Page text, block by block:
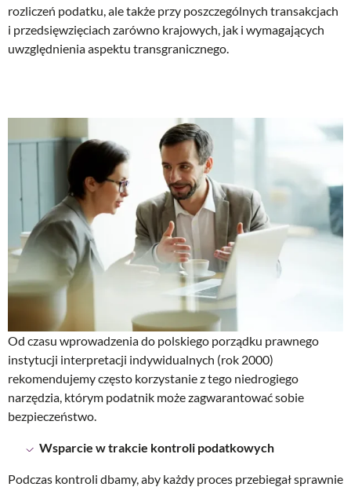
rozliczeń podatku, ale także przy poszczególnych transakcjach
i przedsięwzięciach zarówno krajowych, jak i wymagających
uwzględnienia aspektu transgranicznego.
Od czasu wprowadzenia do polskiego porządku prawnego
instytucji interpretacji indywidualnych (rok 2000)
rekomendujemy często korzystanie z tego niedrogiego
narzędzia, którym podatnik może zagwarantować sobie
bezpieczeństwo.
Wsparcie w trakcie kontroli podatkowych
Podczas kontroli dbamy, aby każdy proces przebiegał sprawnie